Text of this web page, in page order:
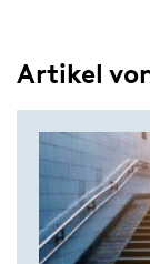
Artikel